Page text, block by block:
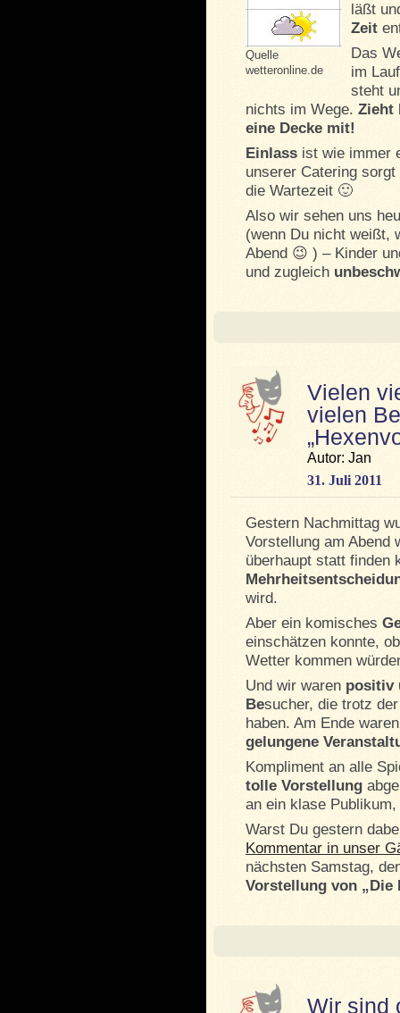
Quelle
wetteronline.de
läßt
Zeit
Das
im
steht
nichts im Wege. Zieht
eine Decke mit!
Einlass ist wie immer
unserer Catering
die Wartezeit 🙂
Also wir sehen uns
(wenn Du nicht weißt,
Abend 😉 ) – Kinder
und zugleich
Vielen
vielen
Autor: Jan
31. Juli 2011
Gestern Nachmittag
Vorstellung am Abend
überhaupt statt finden
wird.
Aber ein komisches
einschätzen konnte,
Wetter kommen
Und wir waren positiv
Besucher, die trotz
haben. Am Ende
gelungene
Kompliment an alle
tolle Vorstellung
an ein klase
Warst Du gestern
Kommentar in unser
nächsten Samstag,
Vorstellung von „Die
Wir sind